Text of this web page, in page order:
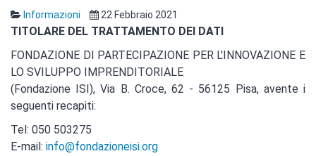
Informazioni 22 Febbraio 2021
TITOLARE DEL TRATTAMENTO DEI DATI
FONDAZIONE DI PARTECIPAZIONE PER L'INNOVAZIONE E
LO SVILUPPO IMPRENDITORIALE
(Fondazione ISI), Via B. Croce, 62 - 56125 Pisa, avente i
seguenti recapiti:
Tel: 050 503275
E-mail : info@fondazioneisi.org